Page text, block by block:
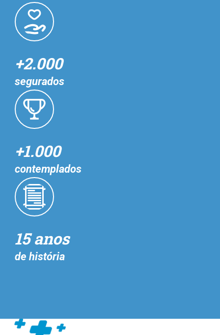
+2.000
segurados
+1.000
contemplados
15 anos
de história